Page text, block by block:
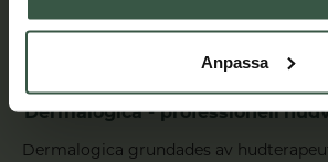
Anpassa
Dermalogica - professionell
Dermalogica grundades av